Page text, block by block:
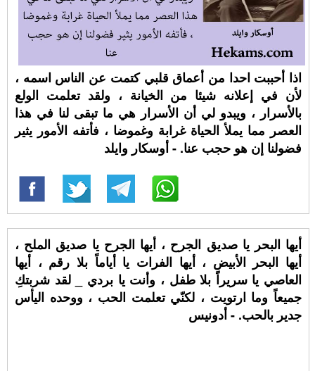
اذا أحببت احدا من أعماق قلبي كتمت عن الناس اسمه ،
لأن في إعلانه شيئا من الخيانة ، ولقد تعلمت الولع
بالأسرار ، ويبدو لي أن الأسرار هي ما تبقى لنا في هذا
العصر مما يملأ الحياة غرابة وغموضا ، فأتفه الأمور يثير
فضولنا إن هو حجب عنا. - أوسكار وايلد
أيها البحر يا صديق الجرح ، أيها الجرح يا صديق الملح ،
أيها البحر الأبيض ، أيها الفرات يا أياماً بلا رقم ، أيها
العاصي يا سريراً بلا طفل ، وأنت يا بردي _ لقد شربتكِ
جميعاً وما ارتويت ، لكنّي تعلمت الحب ، ووحده اليأس
جدير بالحب. - أدونيس